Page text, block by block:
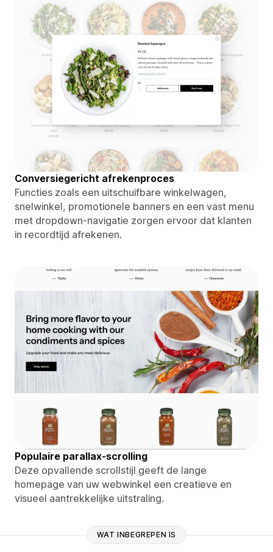
Conversiegericht afrekenproces
Functies zoals een uitschuifbare winkelwagen,
snelwinkel, promotionele banners en een vast menu
met dropdown-navigatie zorgen ervoor dat klanten
in recordtijd afrekenen.
Populaire parallax-scrolling
Deze opvallende scrollstijl geeft de lange
homepage van uw webwinkel een creatieve en
visueel aantrekkelijke uitstraling.
WAT INBEGREPEN IS